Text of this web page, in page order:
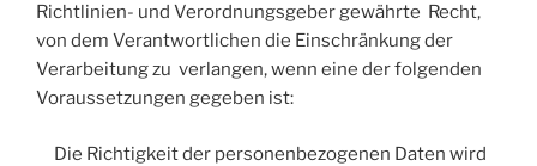
Richtlinien- und Verordnungsgeber gewährte Recht,
von dem Verantwortlichen die Einschränkung der
Verarbeitung zu verlangen, wenn eine der folgenden
Voraussetzungen gegeben ist:
Die Richtigkeit der personenbezogenen Daten wird